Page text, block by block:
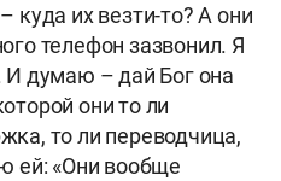
куда их везти-то? А они
телефон зазвонил. Я
И думаю – дай Бог она
они то ли
то ли переводчица,
ей: «Они вообще